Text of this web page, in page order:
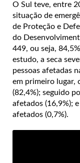
O Sul teve, entre
situação de
de Proteção e
do
449, ou seja,
estudo, a seca
pessoas afetadas
em primeiro lugar,
(82,4%); seguido
afetados (16,9%);
afetados (0,7%).